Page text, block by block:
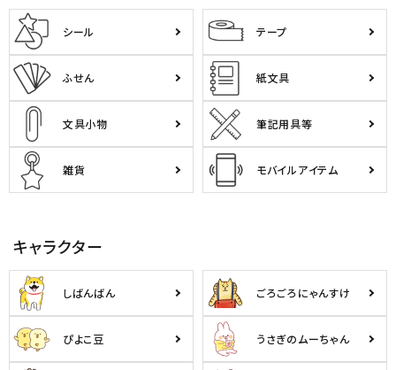
シール テープ
ふせん 紙文具
文具小物 筆記用具等
雑貨 モバイルアイテム
キャラクター
しばんばん ごろごろにゃんすけ
ぴよこ豆 うさぎのムーちゃん